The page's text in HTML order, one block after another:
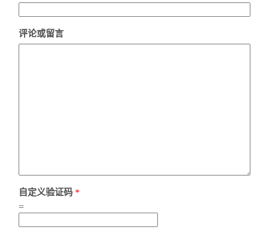
评论或留言
自定义验证码 *
=